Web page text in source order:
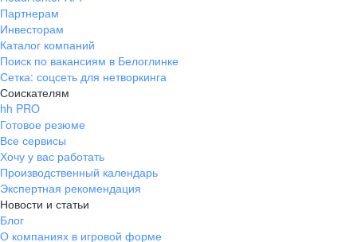
Партнерам
Инвесторам
Каталог компаний
Поиск по вакансиям в Белоглинке
Сетка: соцсеть для нетворкинга
Соискателям
hh PRO
Готовое резюме
Все сервисы
Хочу у вас работать
Производственный календарь
Экспертная рекомендация
Новости и статьи
Блог
О компаниях в игровой форме